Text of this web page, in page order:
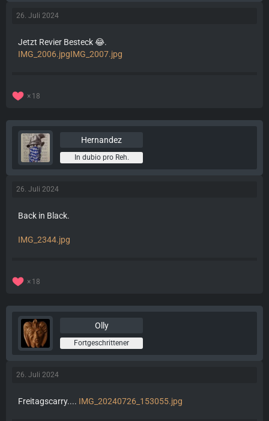
26. Juli 2024
Jetzt Revier Besteck 😂.
IMG_2006.jpgIMG_2007.jpg
18
Hernandez
In dubio pro Reh.
26. Juli 2024
Back in Black.
IMG_2344.jpg
18
Olly
Fortgeschrittener
26. Juli 2024
Freitagscarry.... IMG_20240726_153055.jpg